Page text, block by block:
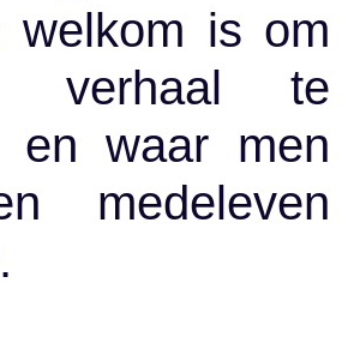
welkom is om
verhaal te
en waar men
medeleven